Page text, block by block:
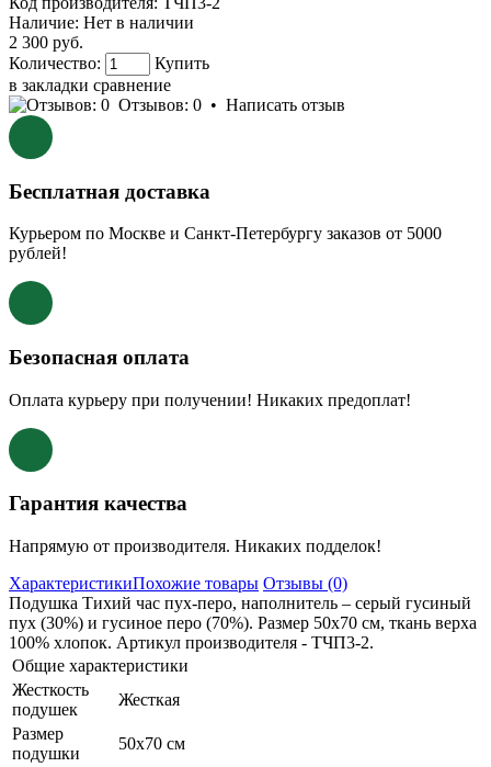
Наличие: Нет в наличии
2 300 руб.
Количество:
Купить
в закладки сравнение
Отзывов: 0 • Написать отзыв
Бесплатная доставка
Курьером по Москве и Санкт-Петербургу заказов от 5000
рублей!
Безопасная оплата
Оплата курьеру при получении! Никаких предоплат!
Гарантия качества
Напрямую от производителя. Никаких подделок!
ХарактеристикиПохожие товары Отзывы (0)
Подушка Тихий час пух-перо, наполнитель – серый гусиный
пух (30%) и гусиное перо (70%). Размер 50х70 см, ткань верха
100% хлопок. Артикул производителя - ТЧП3-2.
Общие характеристики
Жесткость
подушек
Жесткая
Размер
подушки
50х70 см